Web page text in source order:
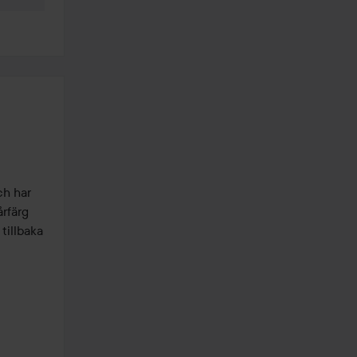
har
tillbaka